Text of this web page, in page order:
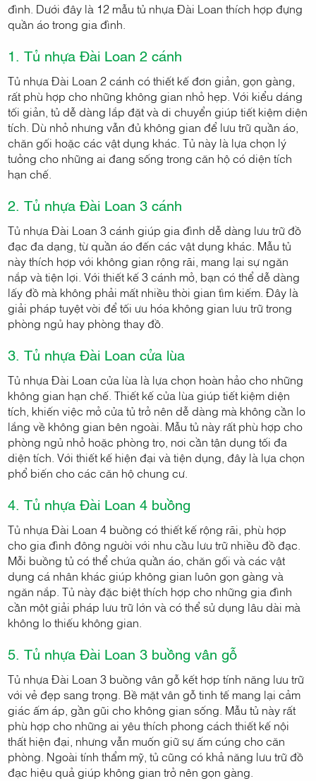
đình. Dưới đây là 12 mẫu tủ nhựa Đài Loan thích hợp đựng
quần áo trong gia đình.
1. Tủ nhựa Đài Loan 2 cánh
Tủ nhựa Đài Loan 2 cánh có thiết kế đơn giản, gọn gàng,
rất phù hợp cho những không gian nhỏ hẹp. Với kiểu dáng
tối giản, tủ dễ dàng lắp đặt và di chuyển giúp tiết kiệm diện
tích. Dù nhỏ nhưng vẫn đủ không gian để lưu trữ quần áo,
chăn gối hoặc các vật dụng khác. Tủ này là lựa chọn lý
tưởng cho những ai đang sống trong căn hộ có diện tích
hạn chế.
2. Tủ nhựa Đài Loan 3 cánh
Tủ nhựa Đài Loan 3 cánh giúp gia đình dễ dàng lưu trữ đồ
đạc đa dạng, từ quần áo đến các vật dụng khác. Mẫu tủ
này thích hợp với không gian rộng rãi, mang lại sự ngăn
nắp và tiện lợi. Với thiết kế 3 cánh mở, bạn có thể dễ dàng
lấy đồ mà không phải mất nhiều thời gian tìm kiếm. Đây là
giải pháp tuyệt vời để tối ưu hóa không gian lưu trữ trong
phòng ngủ hay phòng thay đồ.
3. Tủ nhựa Đài Loan cửa lùa
Tủ nhựa Đài Loan cửa lùa là lựa chọn hoàn hảo cho những
không gian hạn chế. Thiết kế cửa lùa giúp tiết kiệm diện
tích, khiến việc mở cửa tủ trở nên dễ dàng mà không cần lo
lắng về không gian bên ngoài. Mẫu tủ này rất phù hợp cho
phòng ngủ nhỏ hoặc phòng trọ, nơi cần tận dụng tối đa
diện tích. Với thiết kế hiện đại và tiện dụng, đây là lựa chọn
phổ biến cho các căn hộ chung cư.
4. Tủ nhựa Đài Loan 4 buồng
Tủ nhựa Đài Loan 4 buồng có thiết kế rộng rãi, phù hợp
cho gia đình đông người với nhu cầu lưu trữ nhiều đồ đạc.
Mỗi buồng tủ có thể chứa quần áo, chăn gối và các vật
dụng cá nhân khác giúp không gian luôn gọn gàng và
ngăn nắp. Tủ này đặc biệt thích hợp cho những gia đình
cần một giải pháp lưu trữ lớn và có thể sử dụng lâu dài mà
không lo thiếu không gian.
5. Tủ nhựa Đài Loan 3 buồng vân gỗ
Tủ nhựa Đài Loan 3 buồng vân gỗ kết hợp tính năng lưu trữ
với vẻ đẹp sang trọng. Bề mặt vân gỗ tinh tế mang lại cảm
giác ấm áp, gần gũi cho không gian sống. Mẫu tủ này rất
phù hợp cho những ai yêu thích phong cách thiết kế nội
thất hiện đại, nhưng vẫn muốn giữ sự ấm cúng cho căn
phòng. Ngoài tính thẩm mỹ, tủ cũng có khả năng lưu trữ đồ
đạc hiệu quả giúp không gian trở nên gọn gàng.